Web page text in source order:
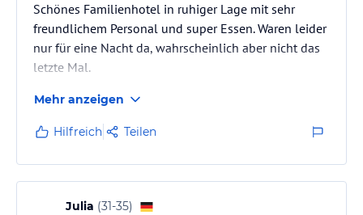
Schönes Familienhotel in ruhiger Lage mit sehr
freundlichem Personal und super Essen. Waren leider
nur für eine Nacht da, wahrscheinlich aber nicht das
letzte Mal.
Mehr anzeigen
Hilfreich Teilen
Julia (31-35)